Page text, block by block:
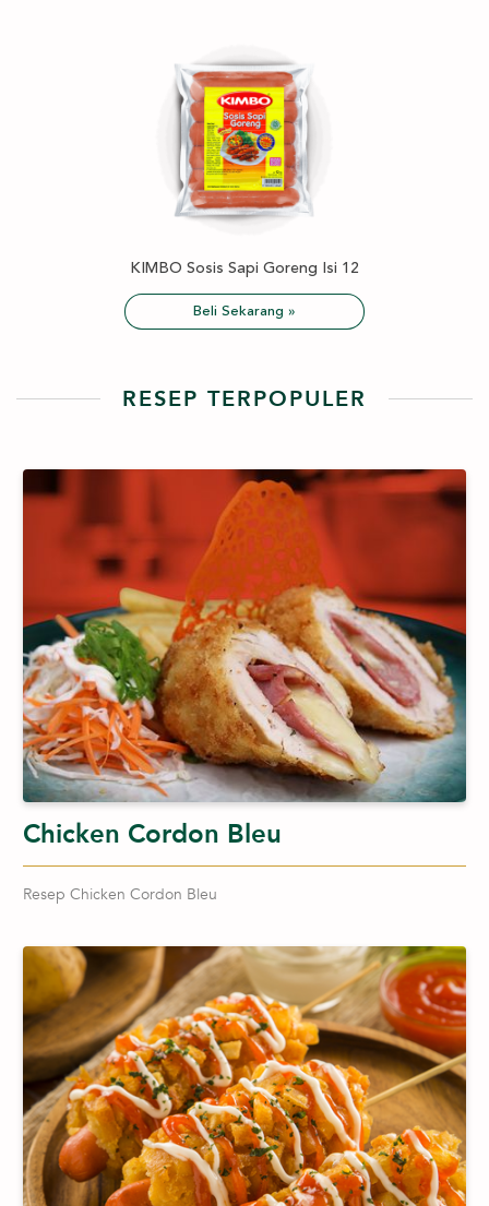
KIMBO Sosis Sapi Goreng Isi 12
Beli Sekarang »
RESEP TERPOPULER
Chicken Cordon Bleu
Resep Chicken Cordon Bleu